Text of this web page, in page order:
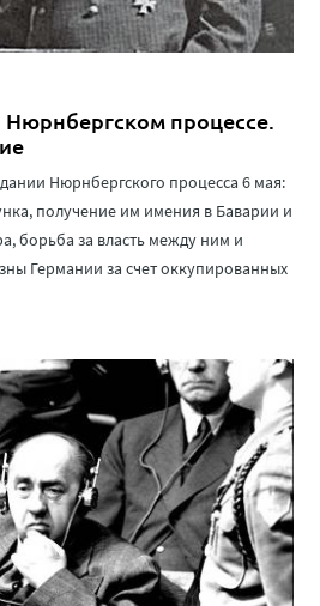
Нюрнбергском процессе.
Нюрнбергского процесса 6 мая:
получение им имения в Баварии и
борьба за власть между ним и
Германии за счет оккупированных